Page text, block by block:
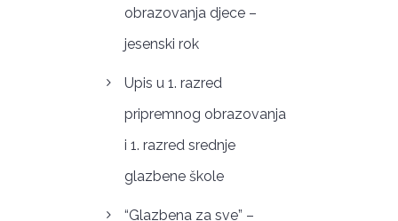
obrazovanja djece –
jesenski rok
Upis u 1. razred
pripremnog obrazovanja
i 1. razred srednje
glazbene škole
“Glazbena za sve” –